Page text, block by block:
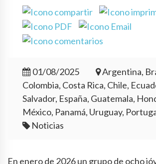
01/08/2025
Argentina,
Colombia, Costa Rica, Chile,
Salvador, España, Guatemala,
México, Panamá, Uruguay,
Noticias
En enero de 2026 un grupo de ocho